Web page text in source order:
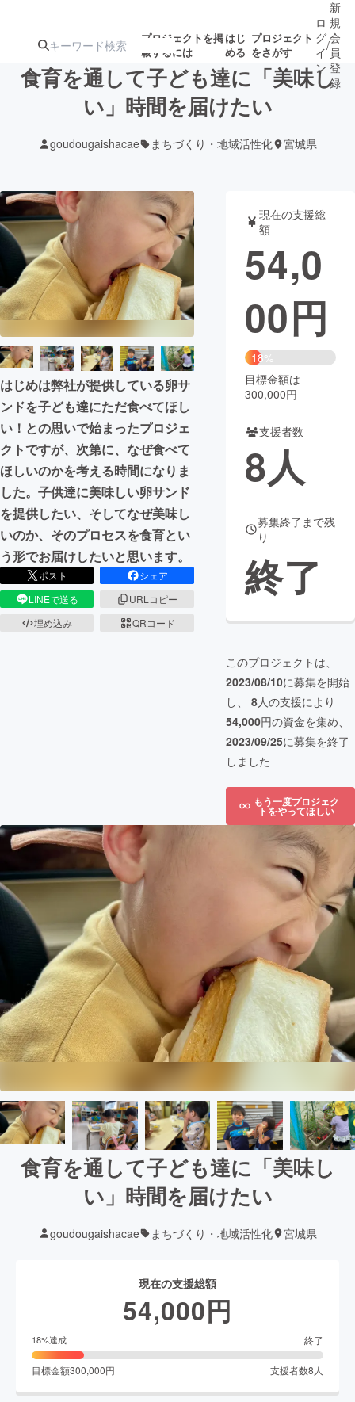
プロジェクトを掲
載するには
はじ
める
プロジェクト
をさがす
ジェクト
ターン
ジェクト
募集終了が近いプ
ロジェクト
もうすぐ公開
されます
音楽
テクノロジー・ガジェット ゲーム・
映像・映画 書籍・雑誌
ビジネス・起業 チャレンジ
まちづくり・地域活性化
CAMPFIRE for Social Good
CAMPFIRE Creation
CAMPFIREふるさと納税machi-ya コミュニティ
ロ
グ
イ
ン
/
新
規
会
員
登
録
食育を通して子ども達に「美味し
い」時間を届けたい
goudougaishacae まちづくり・地域活性化 宮城県
はじめは弊社が提供している卵サ
ンドを子ども達にただ食べてほし
い！との思いで始まったプロジェ
クトですが、次第に、なぜ食べて
ほしいのかを考える時間になりま
した。子供達に美味しい卵サンド
を提供したい、そしてなぜ美味し
いのか、そのプロセスを食育とい
う形でお届けしたいと思います。
ポスト
シェア
LINEで送る
URLコピー
埋め込み
QRコード
現在の支援総
額
54,0
00円
18%
目標金額は
300,000円
支援者数
8人
募集終了まで残
り
終了
このプロジェクトは、
2023/08/10に募集を開始
し、 8人の支援により
54,000円の資金を集め、
2023/09/25に募集を終了
しました
もう一度プロジェク
トをやってほしい
食育を通して子ども達に「美味し
い」時間を届けたい
goudougaishacae まちづくり・地域活性化 宮城県
現在の支援総額
54,000円
18%達成 終了
目標金額300,000円 支援者数8 人